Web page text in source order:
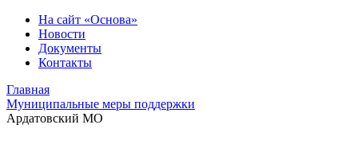
На сайт «Основа»
Новости
Документы
Контакты
Главная
Муниципальные меры поддержки
Ардатовский МО